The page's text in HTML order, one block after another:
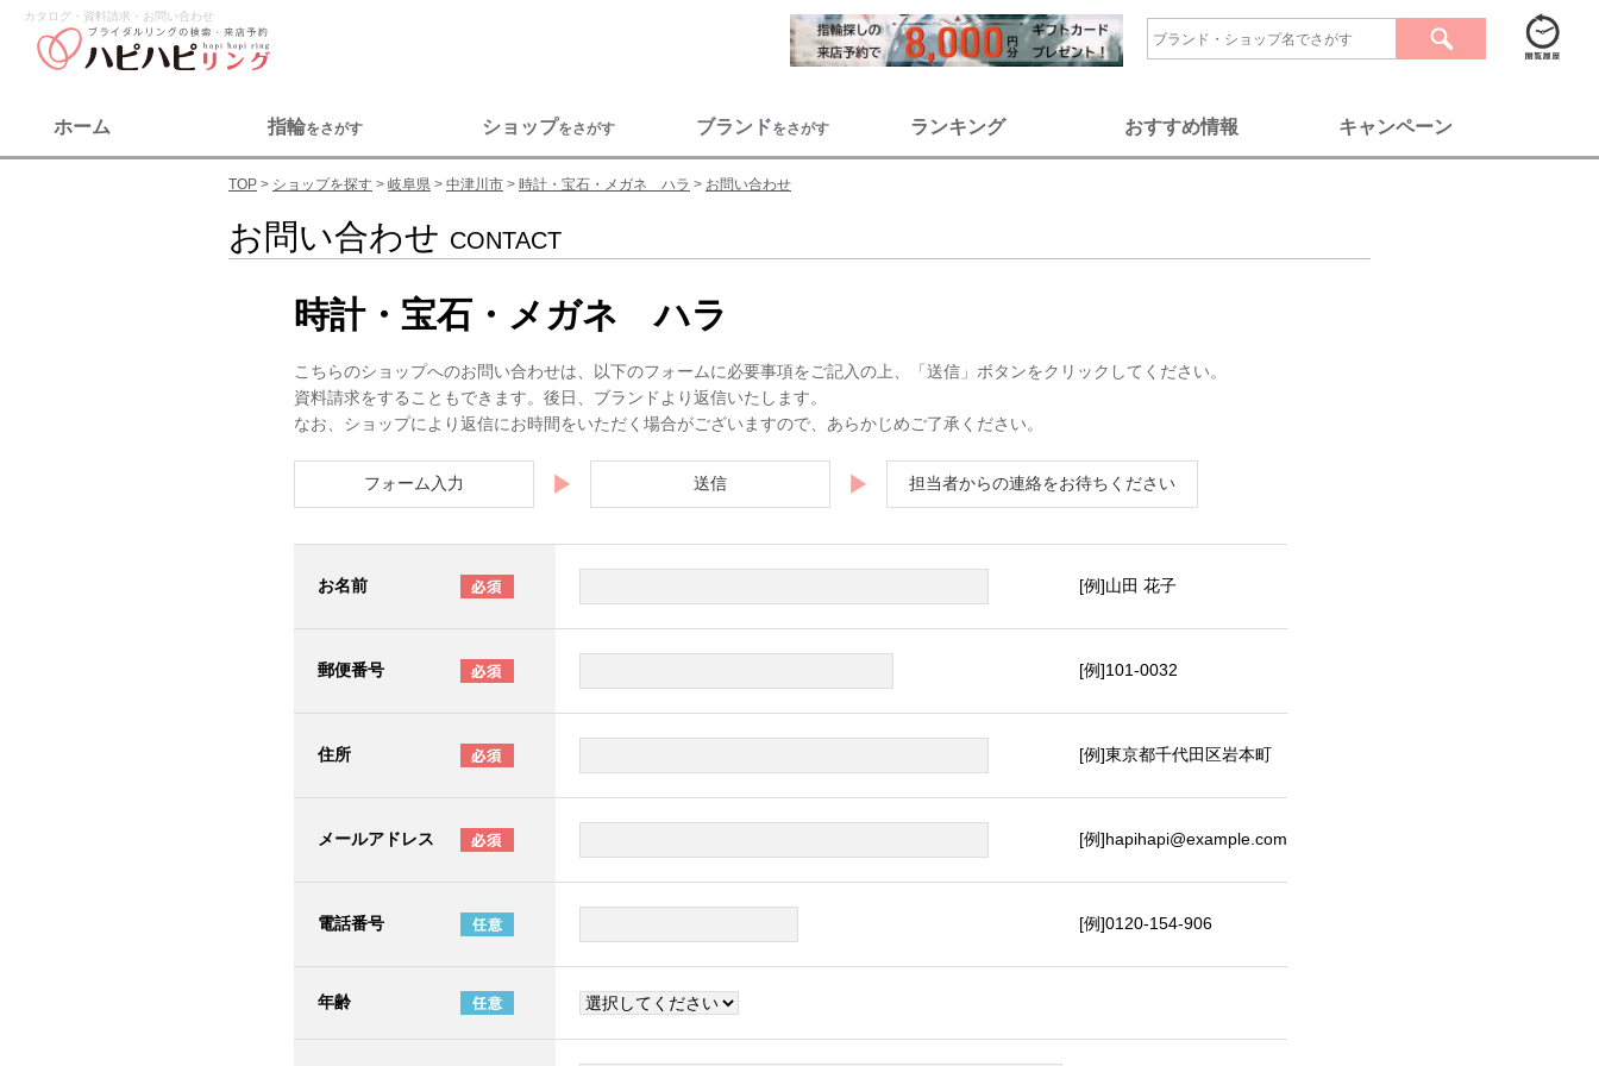
カタログ・資料請求・お問い合わせ
ホーム 指輪をさがす ショップをさがす ブランドをさがす ランキング おすすめ情報 キャンペーン
TOP ショップを探す 岐阜県 中津川市 時計・宝石・メガネ ハラ お問い合わせ
お問い合わせ CONTACT
時計・宝石・メガネ ハラ
こちらのショップへのお問い合わせは、以下のフォームに必要事項をご記入の上、「送信」ボタンをクリックしてください。
資料請求をすることもできます。後日、ブランドより返信いたします。
なお、ショップにより返信にお時間をいただく場合がございますので、あらかじめご了承ください。
フォーム入力 ▶ 送信 ▶ 担当者からの連絡をお待ちください
お名前 [例]山田 花子
郵便番号 [例]101-0032
住所 [例]東京都千代田区岩本町
メールアドレス [例]hapihapi@example.com
電話番号 [例]0120-154-906
年齢